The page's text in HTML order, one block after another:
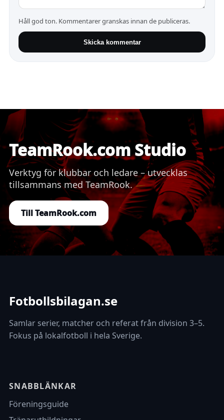
Håll god ton. Kommentarer granskas innan de publiceras.
Skicka kommentar
TeamRook.com Studio
Verktyg för klubbar och ledare – utvecklas
tillsammans med TeamRook.
Till TeamRook.com
Fotbollsbilagan.se
Samlar serier, matcher och referat från division 3–5.
Fokus på lokalfotboll i hela Sverige.
SNABBLÄNKAR
Föreningsguide